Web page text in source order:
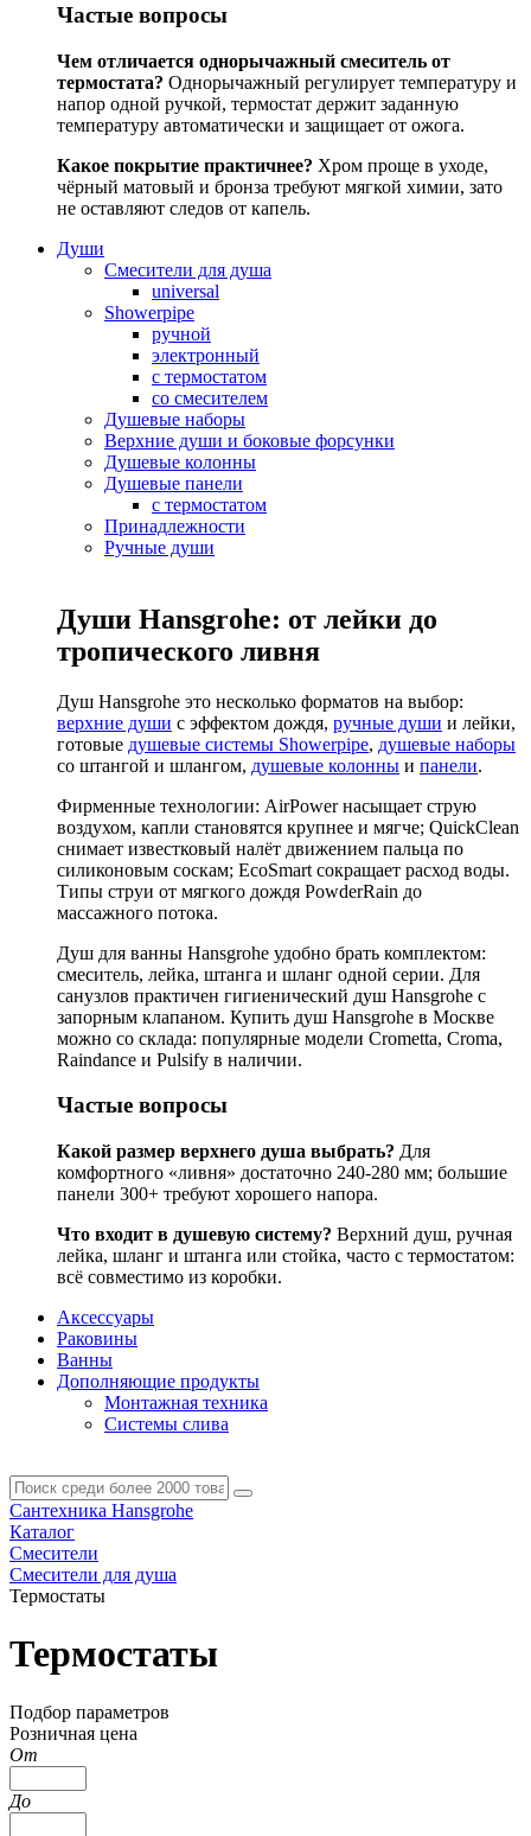
Частые вопросы
Чем отличается однорычажный смеситель от
термостата? Однорычажный регулирует температуру и
напор одной ручкой, термостат держит заданную
температуру автоматически и защищает от ожога.
Какое покрытие практичнее? Хром проще в уходе,
чёрный матовый и бронза требуют мягкой химии, зато
не оставляют следов от капель.
Души
Смесители для душа
universal
Showerpipe
ручной
электронный
с термостатом
со смесителем
Душевые наборы
Верхние души и боковые форсунки
Душевые колонны
Душевые панели
с термостатом
Принадлежности
Ручные души
Души Hansgrohe: от лейки до
тропического ливня
Душ Hansgrohe это несколько форматов на выбор:
верхние души с эффектом дождя, ручные души и лейки,
готовые душевые системы Showerpipe, душевые наборы
со штангой и шлангом, душевые колонны и панели.
Фирменные технологии: AirPower насыщает струю
воздухом, капли становятся крупнее и мягче; QuickClean
снимает известковый налёт движением пальца по
силиконовым соскам; EcoSmart сокращает расход воды.
Типы струи от мягкого дождя PowderRain до
массажного потока.
Душ для ванны Hansgrohe удобно брать комплектом:
смеситель, лейка, штанга и шланг одной серии. Для
санузлов практичен гигиенический душ Hansgrohe с
запорным клапаном. Купить душ Hansgrohe в Москве
можно со склада: популярные модели Crometta, Croma,
Raindance и Pulsify в наличии.
Частые вопросы
Какой размер верхнего душа выбрать? Для
комфортного «ливня» достаточно 240-280 мм; большие
панели 300+ требуют хорошего напора.
Что входит в душевую систему? Верхний душ, ручная
лейка, шланг и штанга или стойка, часто с термостатом:
всё совместимо из коробки.
Аксессуары
Раковины
Ванны
Дополняющие продукты
Монтажная техника
Системы слива
Сантехника Hansgrohe
Каталог
Смесители
Смесители для душа
Термостаты
Термостаты
Подбор параметров
Розничная цена
От
До